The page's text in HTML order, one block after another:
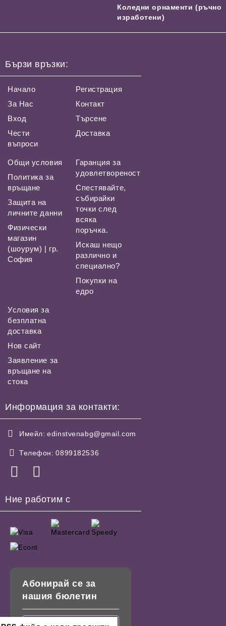
Коледни орнаменти (ръчно
изработени)
Бързи връзки:
Начало
За Нас
Вход
Чести
въпроси
Регистрация
Контакт
Търсене
Доставка
Общи условия
Политика за
връщане
Защита на
личните данни
Физически
магазин
(шоурум) | гр.
София
Гаранция за
удовлетвореност
Спестявайте,
събирайки
точки след
всяка
поръчка.
Искаш нещо
различно и
специално?
Покупки на
едро
Условия за
безплатна
доставка
Нов сайт
Заявление за
връщане на
стока
Информация за контакти:
Имейл: edinstvenabg@gmail.com
Телефон: 0899182536
Ние работим с
Абонирай се за
нашия бюлетин